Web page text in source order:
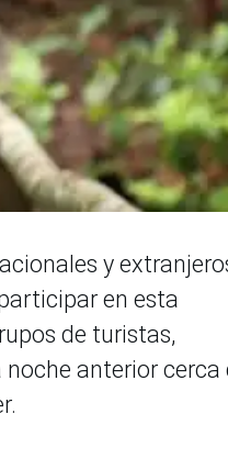
y
en esta
de turistas,
anterior cerca